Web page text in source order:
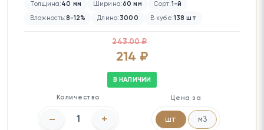
Толщина:40 мм Ширина:60 мм Сорт:1-й
Влажность:8-12% Длина:3000 В кубе:138 шт
243.00 ₽
214 ₽
В НАЛИЧИИ
Количество
– +
Цена за
шт м3